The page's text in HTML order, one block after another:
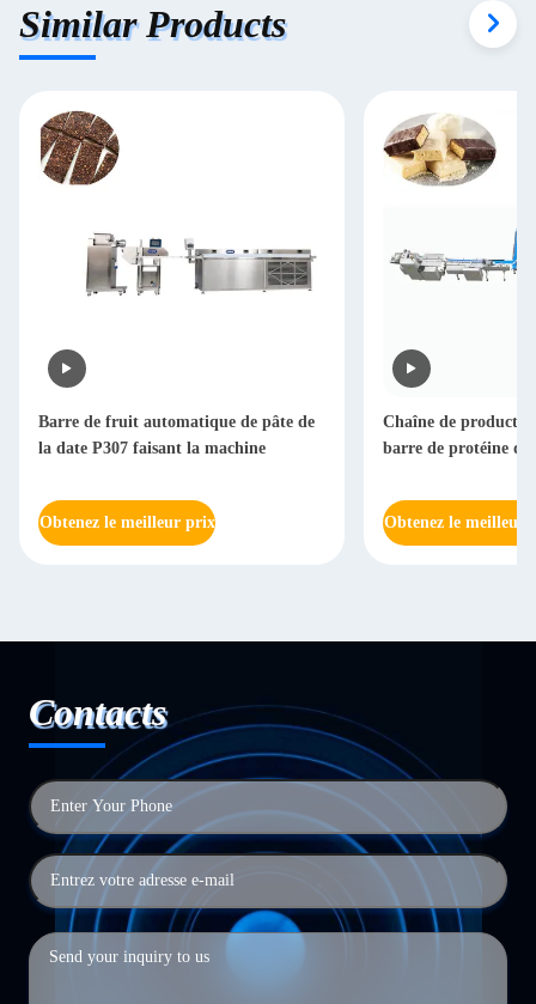
Similar Products
Chaîne de production multiple de
barre de protéine des ruelles P400
Obtenez le meilleur prix
Barre de date à
d'extrudeuse de
Obtenez le
Contacts